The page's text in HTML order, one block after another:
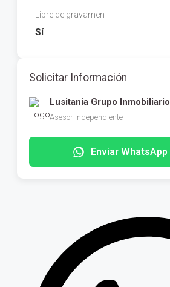
Libre de gravamen
Sí
Solicitar Información
Lusitania Grupo Inmobiliario
Asesor independiente
Enviar WhatsApp